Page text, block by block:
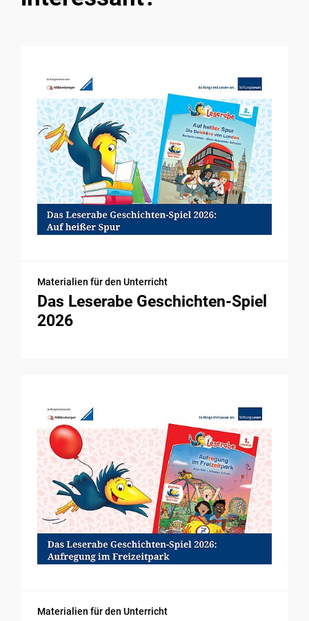
Materialien für den Unterricht
Das Leserabe Geschichten-Spiel
2026
Materialien für den Unterricht